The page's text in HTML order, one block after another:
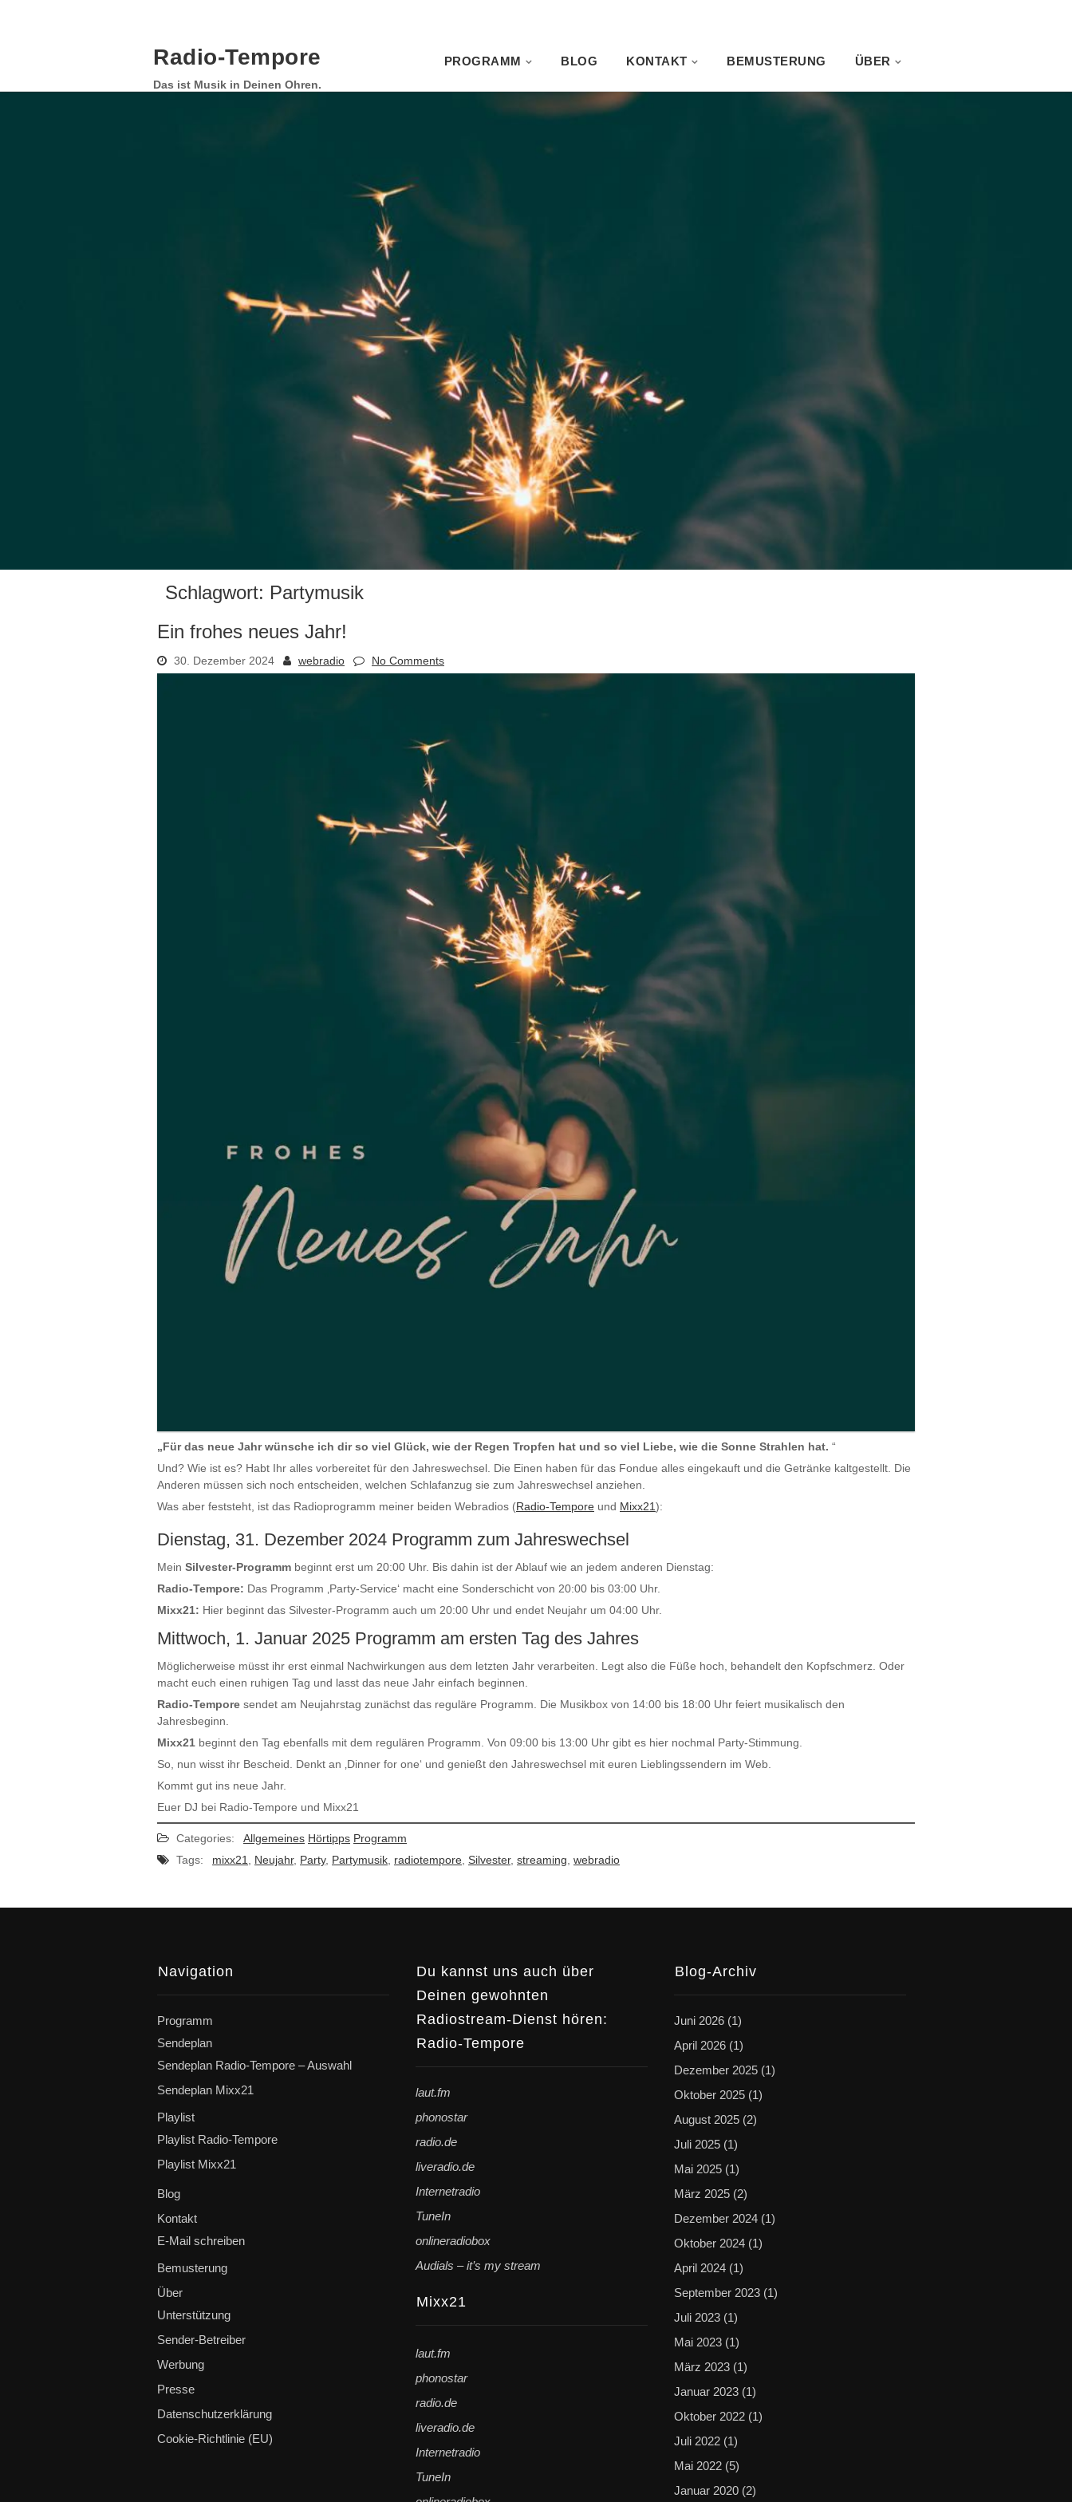
Radio-Tempore
Das ist Musik in Deinen Ohren.
PROGRAMM BLOG KONTAKT BEMUSTERUNG ÜBER
Schlagwort: Partymusik
Ein frohes neues Jahr!
30. Dezember 2024 webradio No Comments
„Für das neue Jahr wünsche ich dir so viel Glück, wie der Regen Tropfen hat und so viel Liebe, wie die Sonne Strahlen hat. “
Und? Wie ist es? Habt Ihr alles vorbereitet für den Jahreswechsel. Die Einen haben für das Fondue alles eingekauft und die Getränke kaltgestellt. Die
Anderen müssen sich noch entscheiden, welchen Schlafanzug sie zum Jahreswechsel anziehen.
Was aber feststeht, ist das Radioprogramm meiner beiden Webradios (Radio-Tempore und Mixx21):
Dienstag, 31. Dezember 2024 Programm zum Jahreswechsel
Mein Silvester-Programm beginnt erst um 20:00 Uhr. Bis dahin ist der Ablauf wie an jedem anderen Dienstag:
Radio-Tempore: Das Programm ‚Party-Service‘ macht eine Sonderschicht von 20:00 bis 03:00 Uhr.
Mixx21: Hier beginnt das Silvester-Programm auch um 20:00 Uhr und endet Neujahr um 04:00 Uhr.
Mittwoch, 1. Januar 2025 Programm am ersten Tag des Jahres
Möglicherweise müsst ihr erst einmal Nachwirkungen aus dem letzten Jahr verarbeiten. Legt also die Füße hoch, behandelt den Kopfschmerz. Oder
macht euch einen ruhigen Tag und lasst das neue Jahr einfach beginnen.
Radio-Tempore sendet am Neujahrstag zunächst das reguläre Programm. Die Musikbox von 14:00 bis 18:00 Uhr feiert musikalisch den
Jahresbeginn.
Mixx21 beginnt den Tag ebenfalls mit dem regulären Programm. Von 09:00 bis 13:00 Uhr gibt es hier nochmal Party-Stimmung.
So, nun wisst ihr Bescheid. Denkt an ‚Dinner for one‘ und genießt den Jahreswechsel mit euren Lieblingssendern im Web.
Kommt gut ins neue Jahr.
Euer DJ bei Radio-Tempore und Mixx21
Categories: Allgemeines Hörtipps Programm
Tags:
mixx21 Neujahr, Party, Partymusik radiotempore Silvester, streaming webradio
Navigation
Programm
Sendeplan
Sendeplan Radio-Tempore – Auswahl
Sendeplan Mixx21
Playlist
Playlist Radio-Tempore
Playlist Mixx21
Blog
Kontakt
E-Mail schreiben
Bemusterung
Über
Unterstützung
Sender-Betreiber
Werbung
Presse
Datenschutzerklärung
Cookie-Richtlinie (EU)
Du kannst uns auch über
Deinen gewohnten
Radiostream-Dienst hören:
Radio-Tempore
laut.fm
phonostar
radio.de
liveradio.de
Internetradio
TuneIn
onlineradiobox
Audials – it’s my stream
Mixx21
laut.fm
phonostar
radio.de
liveradio.de
Internetradio
TuneIn
Blog-Archiv
Juni 2026(1)
April 2026(1)
Dezember 2025(1)
Oktober 2025(1)
August 2025(2)
Juli 2025(1)
Mai 2025(1)
März 2025(2)
Dezember 2024(1)
Oktober 2024(1)
April 2024(1)
September 2023(1)
Juli 2023(1)
Mai 2023(1)
März 2023(1)
Januar 2023(1)
Oktober 2022(1)
Juli 2022(1)
Mai 2022(5)
Januar 2020(2)